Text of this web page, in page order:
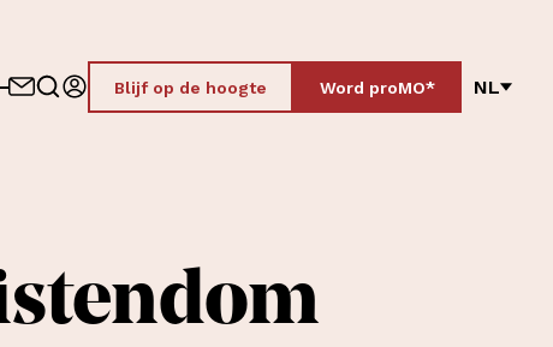
Blijf op de hoogte Word proMO* NL